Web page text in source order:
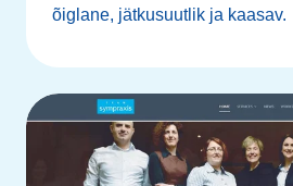
õiglane, jätkusuutlik ja kaasav.